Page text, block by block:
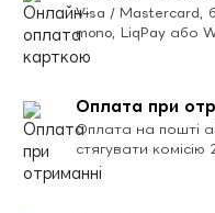
Visa / Mastercard,
mono, LiqPay або
Оплата при
Оплата на пошті
стягувати комісію